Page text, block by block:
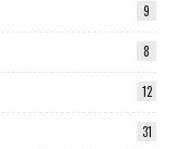
9
8
12
31